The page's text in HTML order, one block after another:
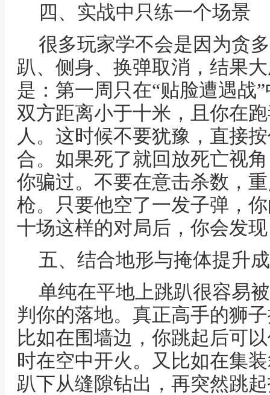
四、实战中只练一个场景
很多玩家学不会是因为贪
趴、侧身、换弹取消，结果
是：第一周只在“贴脸遭遇战
双方距离小于十米，且你在
人。这时候不要犹豫，直接
合。如果死了就回放死亡视
你骗过。不要在意击杀数，
枪。只要他空了一发子弹，
十场这样的对局后，你会发
五、结合地形与掩体提升
单纯在平地上跳趴很容易
判你的落地。真正高手的狮
比如在围墙边，你跳起后可
时在空中开火。又比如在集
趴下从缝隙钻出，再突然跳